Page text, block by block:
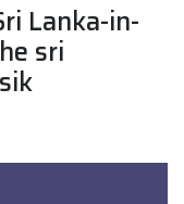
Lanka-in-
sri